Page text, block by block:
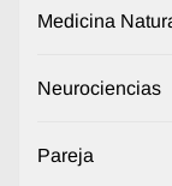
Medicina
Neurociencias
Pareja